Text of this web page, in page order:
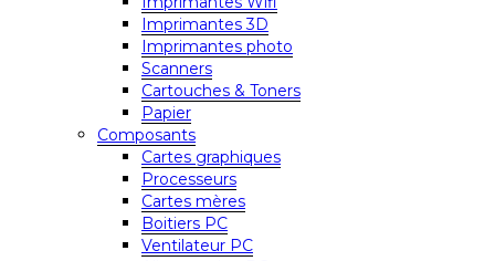
Imprimantes 3D
Imprimantes photo
Scanners
Cartouches & Toners
Papier
Composants
Cartes graphiques
Processeurs
Cartes mères
Boitiers PC
Ventilateur PC